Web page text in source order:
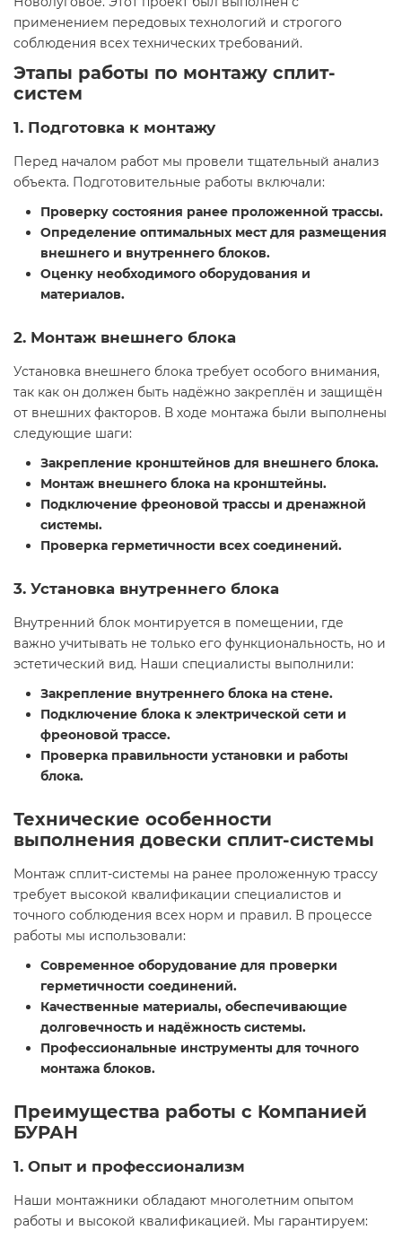
применением передовых технологий и строгого
соблюдения всех технических требований.
Этапы работы по монтажу сплит-
систем
1. Подготовка к монтажу
Перед началом работ мы провели тщательный анализ
объекта. Подготовительные работы включали:
Проверку состояния ранее проложенной трассы.
Определение оптимальных мест для размещения
внешнего и внутреннего блоков.
Оценку необходимого оборудования и
материалов.
2. Монтаж внешнего блока
Установка внешнего блока требует особого внимания,
так как он должен быть надёжно закреплён и защищён
от внешних факторов. В ходе монтажа были выполнены
следующие шаги:
Закрепление кронштейнов для внешнего блока.
Монтаж внешнего блока на кронштейны.
Подключение фреоновой трассы и дренажной
системы.
Проверка герметичности всех соединений.
3. Установка внутреннего блока
Внутренний блок монтируется в помещении, где
важно учитывать не только его функциональность, но и
эстетический вид. Наши специалисты выполнили:
Закрепление внутреннего блока на стене.
Подключение блока к электрической сети и
фреоновой трассе.
Проверка правильности установки и работы
блока.
Технические особенности
выполнения довески сплит-системы
Монтаж сплит-системы на ранее проложенную трассу
требует высокой квалификации специалистов и
точного соблюдения всех норм и правил. В процессе
работы мы использовали:
Современное оборудование для проверки
герметичности соединений.
Качественные материалы, обеспечивающие
долговечность и надёжность системы.
Профессиональные инструменты для точного
монтажа блоков.
Преимущества работы с Компанией
БУРАН
1. Опыт и профессионализм
Наши монтажники обладают многолетним опытом
работы и высокой квалификацией. Мы гарантируем: